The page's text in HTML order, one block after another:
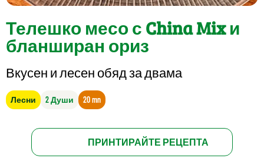
Телешко месо с China Mix и
бланширан ориз
Вкусен и лесен обяд за двама
Лесни 2 Души 20 mn
ПРИНТИРАЙТЕ РЕЦЕПТА